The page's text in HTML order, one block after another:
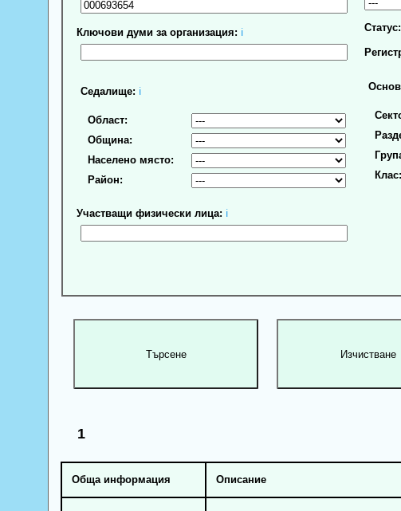
Ключови думи за организация: ℹ
Седалище: ℹ
Област:
Община:
Населено място:
Район:
Участващи физически лица: ℹ
Статус:
Клас:
1
Обща информация Описание